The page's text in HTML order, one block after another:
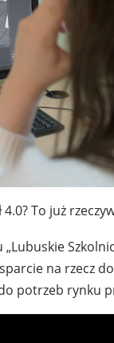
To już
na rzecz
potrzeb rynku